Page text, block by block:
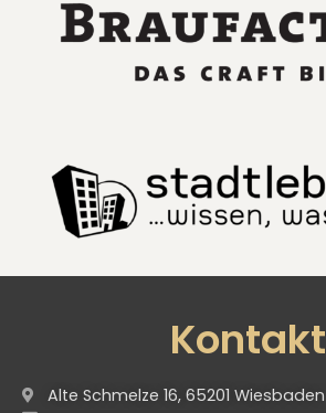
Kontakt
Alte Schmelze 16, 65201 Wiesbaden